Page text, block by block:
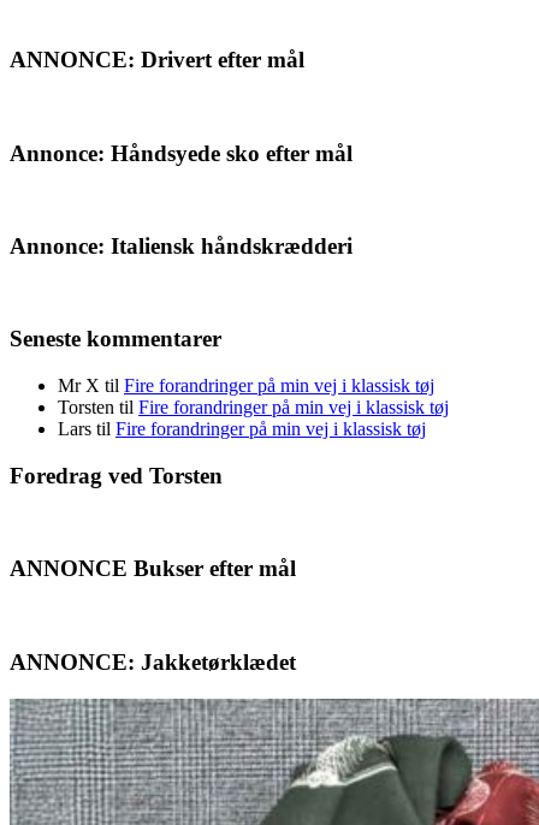
ANNONCE: Drivert efter mål
Annonce: Håndsyede sko efter mål
Annonce: Italiensk håndskrædderi
Seneste kommentarer
Mr X til Fire forandringer på min vej i klassisk tøj
Torsten til Fire forandringer på min vej i klassisk tøj
Lars til Fire forandringer på min vej i klassisk tøj
Foredrag ved Torsten
ANNONCE Bukser efter mål
ANNONCE: Jakketørklædet